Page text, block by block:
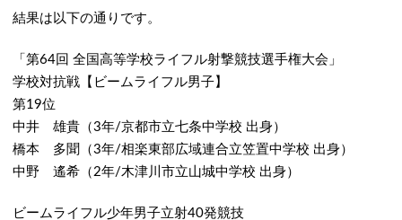
結果は以下の通りです。
「第64回 全国高等学校ライフル射撃競技選手権大会」
学校対抗戦【ビームライフル男子】
第19位
中井 雄貴 （3年/京都市立七条中学校 出身）
橋本 多聞 （3年/相楽東部広域連合立笠置中学校 出身）
中野 遙希 （2年/木津川市立山城中学校 出身）
ビームライフル少年男子立射40発競技